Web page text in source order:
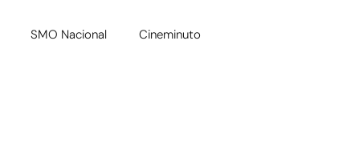
SMO Nacional Cineminuto